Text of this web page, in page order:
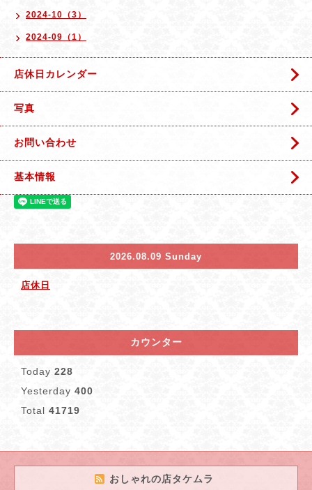
2024-10（3）
2024-09（1）
店休日カレンダー
写真
お問い合わせ
基本情報
2026.08.09 Sunday
店休日
カウンター
Today 228
Yesterday 400
Total 41719
おしゃれの店タケムラ